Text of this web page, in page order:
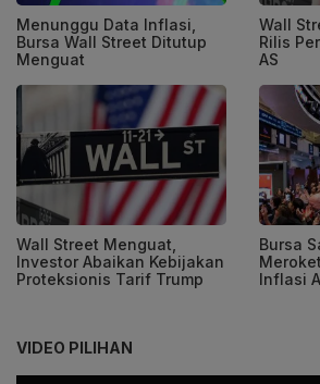
Menunggu Data Inflasi,
Bursa Wall Street Ditutup
Menguat
Wall
Rilis
AS
Wall Street Menguat,
Investor Abaikan Kebijakan
Proteksionis Tarif Trump
Bursa
Inflasi
VIDEO PILIHAN